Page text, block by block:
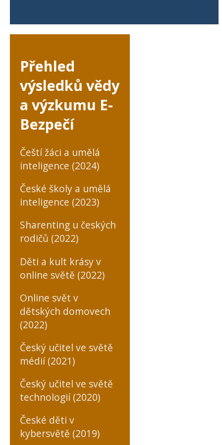
Přehled
výsledků vědy
a výzkumu E-
Bezpečí
Čeští žáci a umělá
inteligence (2024)
České školy a umělá
inteligence (2023)
Sharenting u českých
rodičů (2022)
Děti a kult krásy v
online světě (2022)
Online svět v
dětských domovech
(2022)
Český učitel ve světě
médií (2021)
Český učitel ve světě
technologií (2020)
České děti v
kybersvětě (2019)